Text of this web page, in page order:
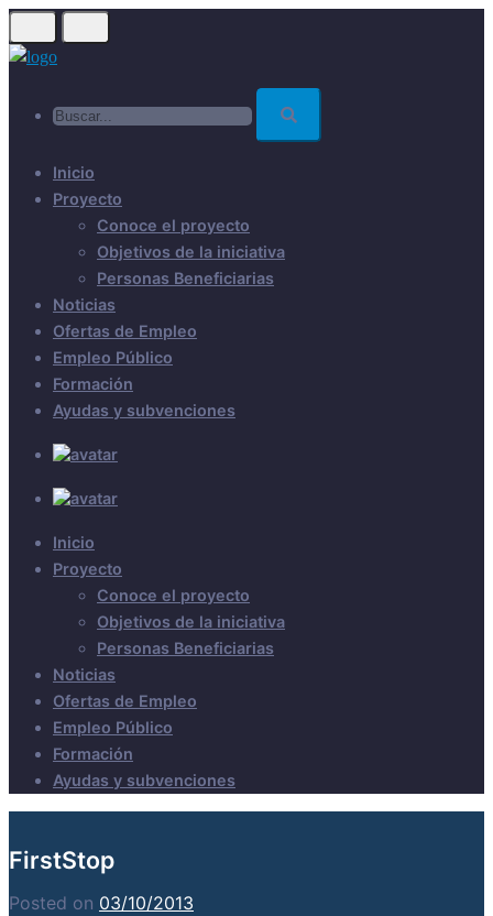
Skip
to
Inicio
Proyecto
Conoce el proyecto
Objetivos de la iniciativa
Personas Beneficiarias
Noticias
Ofertas de Empleo
Empleo Público
Formación
Ayudas y subvenciones
Inicio
Proyecto
Conoce el proyecto
Objetivos de la iniciativa
Personas Beneficiarias
Noticias
Ofertas de Empleo
Empleo Público
Formación
Ayudas y subvenciones
FirstStop
Posted on 03/10/2013